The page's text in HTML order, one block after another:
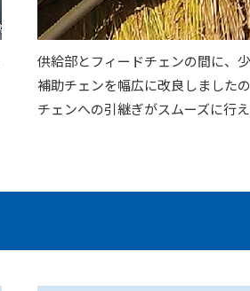
供給部とフィードチェンの間に、
補助チェンを幅広に改良しました
チェンへの引継ぎがスムーズに行え